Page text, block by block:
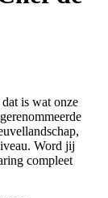
is wat onze
Word jij
compleet